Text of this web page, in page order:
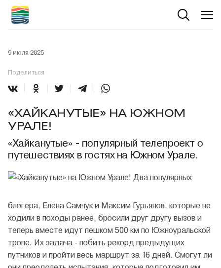
9 июля 2025
Поделиться
«ХАЙКАНУТЫЕ» НА ЮЖНОМ
УРАЛЕ!
«Хайканутые» - популярный телепроект о
путешествиях в гостях на Южном Урале.
Два популярных
блогера, Елена Самчук и Максим Гурьянов, которые не
ходили в походы ранее, бросили друг другу вызов и
теперь вместе идут пешком 500 км по Южноуральской
тропе. Их задача - побить рекорд предыдущих
путников и пройти весь маршрут за 16 дней. Смогут ли